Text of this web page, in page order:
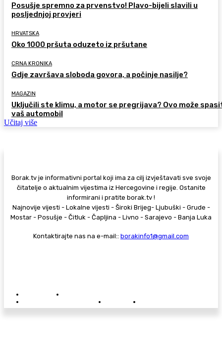
Posušje spremno za prvenstvo! Plavo-bijeli slavili u
posljednjoj provjeri
HRVATSKA
Oko 1000 pršuta oduzeto iz pršutane
CRNA KRONIKA
Gdje završava sloboda govora, a počinje nasilje?
MAGAZIN
Uključili ste klimu, a motor se pregrijava? Ovo može
vaš automobil
Učitaj više
Borak.tv je informativni portal koji ima za cilj izvještavati sve svoje
čitatelje o aktualnim vijestima iz Hercegovine i regije. Ostanite
informirani i pratite borak.tv !
Najnovije vijesti - Lokalne vijesti - Široki Brijeg- Ljubuški - Grude -
Mostar - Posušje - Čitluk - Čapljina - Livno - Sarajevo - Banja Luka
Kontaktirajte nas na e-mail:: borakinfo1@gmail.com